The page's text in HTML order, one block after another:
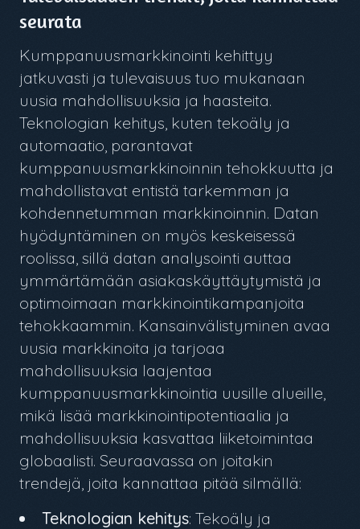
seurata
Kumppanuusmarkkinointi kehittyy
jatkuvasti ja tulevaisuus tuo mukanaan
uusia mahdollisuuksia ja haasteita.
Teknologian kehitys, kuten tekoäly ja
automaatio, parantavat
kumppanuusmarkkinoinnin tehokkuutta ja
mahdollistavat entistä tarkemman ja
kohdennetumman markkinoinnin. Datan
hyödyntäminen on myös keskeisessä
roolissa, sillä datan analysointi auttaa
ymmärtämään asiakaskäyttäytymistä ja
optimoimaan markkinointikampanjoita
tehokkaammin. Kansainvälistyminen avaa
uusia markkinoita ja tarjoaa
mahdollisuuksia laajentaa
kumppanuusmarkkinointia uusille alueille,
mikä lisää markkinointipotentiaalia ja
mahdollisuuksia kasvattaa liiketoimintaa
globaalisti. Seuraavassa on joitakin
trendejä, joita kannattaa pitää silmällä:
Teknologian kehitys: Tekoäly ja